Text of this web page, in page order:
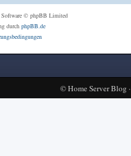
© phpBB Limited
durch phpBB.de
©Home Server Blog